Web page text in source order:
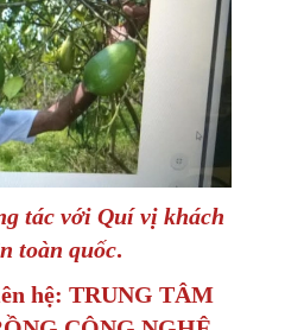
tác với Quí vị khách
toàn quốc.
hệ: TRUNG TÂM